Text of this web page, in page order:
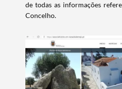
de todas as informações
Concelho.